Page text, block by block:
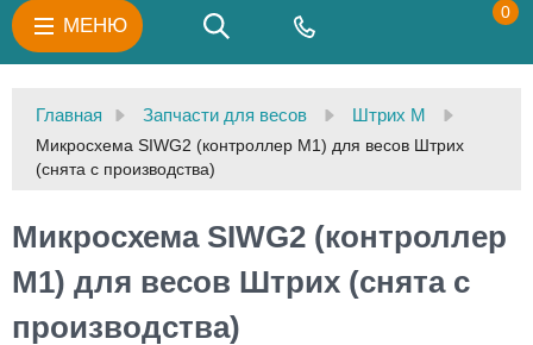
МЕНЮ
0
Главная Запчасти для весов Штрих М
Микросхема SIWG2 (контроллер М1) для весов Штрих
(снята с производства)
Микросхема SIWG2 (контроллер
М1) для весов Штрих (снята с
производства)